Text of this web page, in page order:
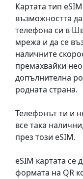
Картата тип
възможността
телефона си в
мрежа и да се
наличните
премахвайки
допълнителна
родната страна.
Телефонът ти и
все така
през този eSIM.
eSIM картата се
формата на QR